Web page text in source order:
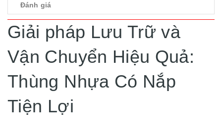
Đánh giá
Giải pháp Lưu Trữ và
Vận Chuyển Hiệu Quả:
Thùng Nhựa Có Nắp
Tiện Lợi